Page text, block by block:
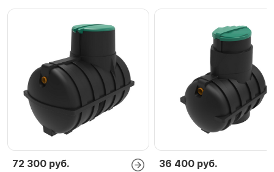
72 300 руб. 36 400 руб.